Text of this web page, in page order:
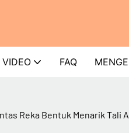
VIDEO FAQ
Reka Bentuk Menarik Tali